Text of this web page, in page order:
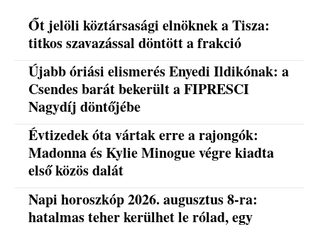
Őt jelöli köztársasági elnöknek a Tisza:
titkos szavazással döntött a frakció
Újabb óriási elismerés Enyedi Ildikónak: a
Csendes barát bekerült a FIPRESCI
Nagydíj döntőjébe
Évtizedek óta vártak erre a rajongók:
Madonna és Kylie Minogue végre kiadta
első közös dalát
Napi horoszkóp 2026. augusztus 8-ra:
hatalmas teher kerülhet le rólad, egy